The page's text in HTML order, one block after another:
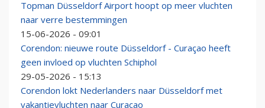
Topman Düsseldorf Airport hoopt op meer vluchten
naar verre bestemmingen
15-06-2026 - 09:01
Corendon: nieuwe route Düsseldorf - Curaçao heeft
geen invloed op vluchten Schiphol
29-05-2026 - 15:13
Corendon lokt Nederlanders naar Düsseldorf met
vakantievluchten naar Curaçao